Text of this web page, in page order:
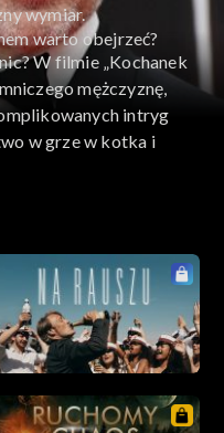
wymiar.
warto obejrzeć?
W filmie „Kochanek
mężczyznę,
intryg
w grze w kotka i